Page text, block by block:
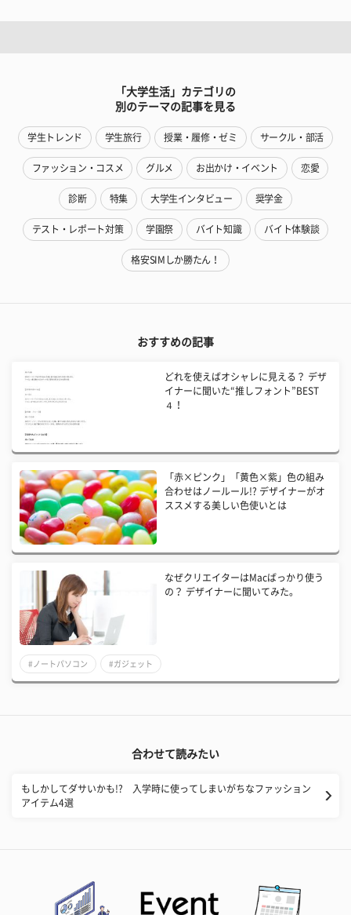
「大学生活」カテゴリの
別のテーマの記事を見る
学生トレンド 学生旅行 授業・履修・ゼミ サークル・部活
ファッション・コスメ グルメ お出かけ・イベント 恋愛
診断 特集 大学生インタビュー 奨学金
テスト・レポート対策 学園祭 バイト知識 バイト体験談
格安SIMしか勝たん！
おすすめの記事
どれを使えばオシャレに見える？ デザ
イナーに聞いた“推しフォント”BEST
４！
「赤×ピンク」「黄色×紫」色の組み
合わせはノールール!? デザイナーがオ
ススメする美しい色使いとは
なぜクリエイターはMacばっかり使う
の？ デザイナーに聞いてみた。
#ノートパソコン #ガジェット
合わせて読みたい
もしかしてダサいかも!? 入学時に使ってしまいがちなファッション
アイテム4選